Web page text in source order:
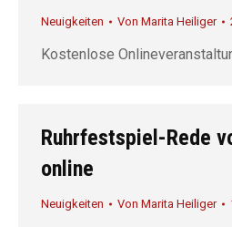
Neuigkeiten Von Marita Heiliger
Kostenlose
Ruhrfestspiel-Rede
online
Neuigkeiten Von Marita Heiliger